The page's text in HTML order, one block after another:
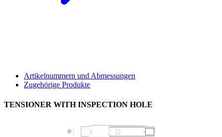
Artikelnummern und Abmessungen
Zugehörige Produkte
TENSIONER WITH INSPECTION HOLE